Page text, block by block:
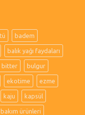
badem
balık yağı faydaları
bitter bulgur
ekotime ezme
kaju kapsül
ürünleri